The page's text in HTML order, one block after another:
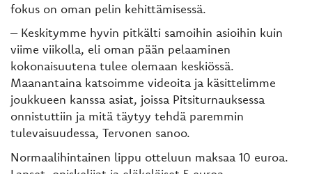
fokus on oman pelin kehittämisessä.
– Keskitymme hyvin pitkälti samoihin asioihin kuin
viime viikolla, eli oman pään pelaaminen
kokonaisuutena tulee olemaan keskiössä.
Maanantaina katsoimme videoita ja käsittelimme
joukkueen kanssa asiat, joissa Pitsiturnauksessa
onnistuttiin ja mitä täytyy tehdä paremmin
tulevaisuudessa, Tervonen sanoo.
Normaalihintainen lippu otteluun maksaa 10 euroa.